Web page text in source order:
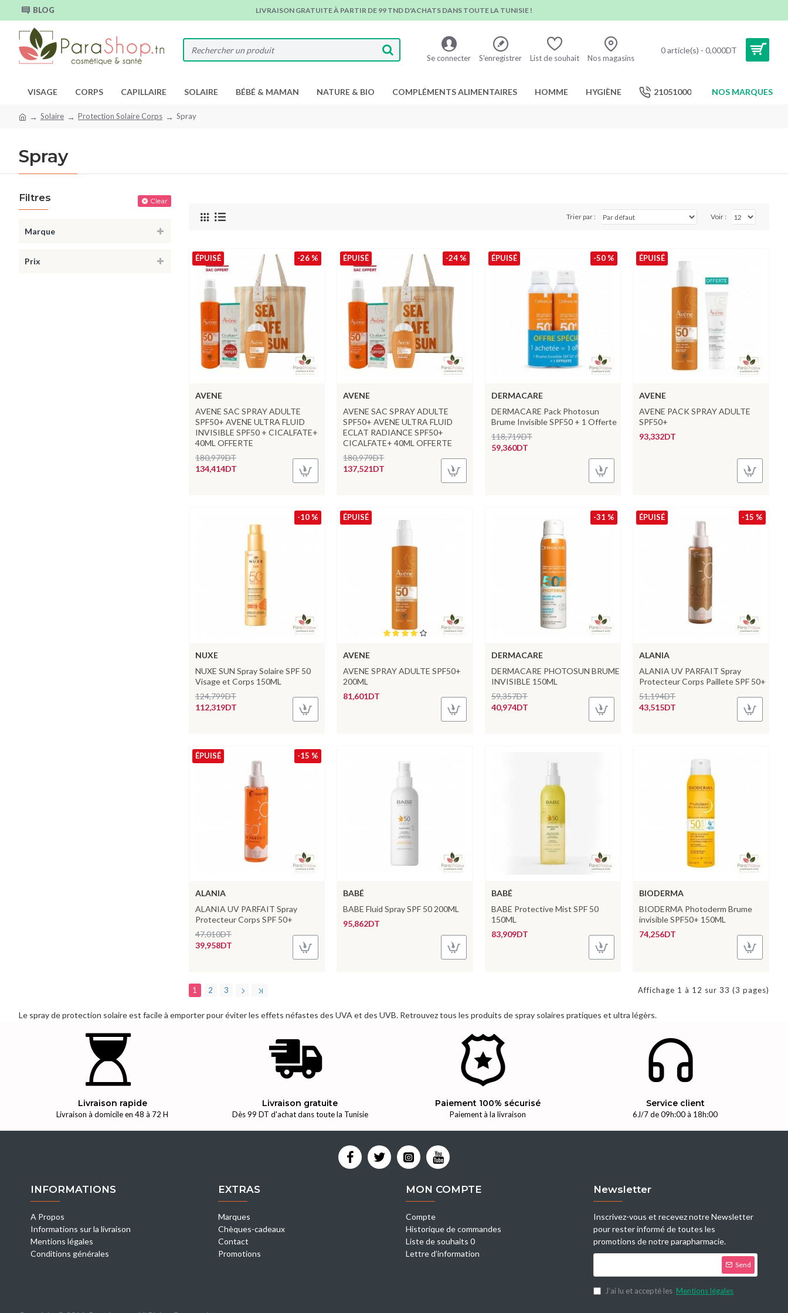
BLOG LIVRAISON GRATUITE À PARTIR DE 99 TND D'ACHATS DANS TOUTE LA TUNISIE !
Se connecter S'enregistrer List de souhait Nos magasins
0 article(s) - 0,000DT
VISAGE CORPS CAPILLAIRE SOLAIRE BÉBÉ & MAMAN NATURE & BIO COMPLÉMENTS ALIMENTAIRES HOMME HYGIÈNE 21051000 NOS MARQUES
Solaire Protection Solaire Corps Spray
Spray
Filtres Clear
Prix
Marque
Trier par : Voir :
-26 %
ÉPUISÉ
AVENE
AVENE SAC SPRAY ADULTE
SPF50+ AVENE ULTRA FLUID
INVISIBLE SPF50 + CICALFATE+
40ML OFFERTE
134,414DT
180,979DT
-24 %
ÉPUISÉ
AVENE
AVENE SAC SPRAY ADULTE
SPF50+ AVENE ULTRA FLUID
ECLAT RADIANCE SPF50+
CICALFATE+ 40ML OFFERTE
137,521DT
180,979DT
-50 %
ÉPUISÉ
DERMACARE
DERMACARE Pack Photosun
Brume Invisible SPF50 + 1 Offerte
59,360DT
118,719DT
ÉPUISÉ
AVENE
AVENE PACK SPRAY ADULTE
SPF50+
93,332DT
-10 %
NUXE
NUXE SUN Spray Solaire SPF 50
Visage et Corps 150ML
112,319DT
124,799DT
ÉPUISÉ
AVENE
AVENE SPRAY ADULTE SPF50+
200ML
81,601DT
-31 %
DERMACARE
DERMACARE PHOTOSUN BRUME
INVISIBLE 150ML
40,974DT
59,357DT
-15 %
ÉPUISÉ
ALANIA
ALANIA UV PARFAIT Spray
Protecteur Corps Paillete SPF 50+
43,515DT
51,194DT
-15 %
ÉPUISÉ
ALANIA
ALANIA UV PARFAIT Spray
Protecteur Corps SPF 50+
39,958DT
47,010DT
BABÉ
BABE Fluid Spray SPF 50 200ML
95,862DT
BABÉ
BABE Protective Mist SPF 50
150ML
83,909DT
BIODERMA
BIODERMA Photoderm Brume
invisible SPF50+ 150ML
74,256DT
1 2 3 Affichage 1 à 12 sur 33 (3 pages)
Le spray de protection solaire est facile à emporter pour éviter les effets néfastes des UVA et des UVB. Retrouvez tous les produits de spray solaires pratiques et ultra légèrs.
Livraison rapide
Livraison à domicile en 48 à 72 H
Livraison gratuite
Dès 99 DT d'achat dans toute la Tunisie
Paiement 100% sécurisé
Paiement à la livraison
Service client
6J/7 de 09h:00 à 18h:00
INFORMATIONS
A Propos
Informations sur la livraison
Mentions légales
Conditions générales
EXTRAS
Marques
Chèques-cadeaux
Contact
Promotions
MON COMPTE
Compte
Historique de commandes
Liste de souhaits 0
Lettre d’information
Newsletter
Inscrivez-vous et recevez notre Newsletter
pour rester informé de toutes les
promotions de notre parapharmacie.
Send
J’ai lu et accepté les Mentions légales